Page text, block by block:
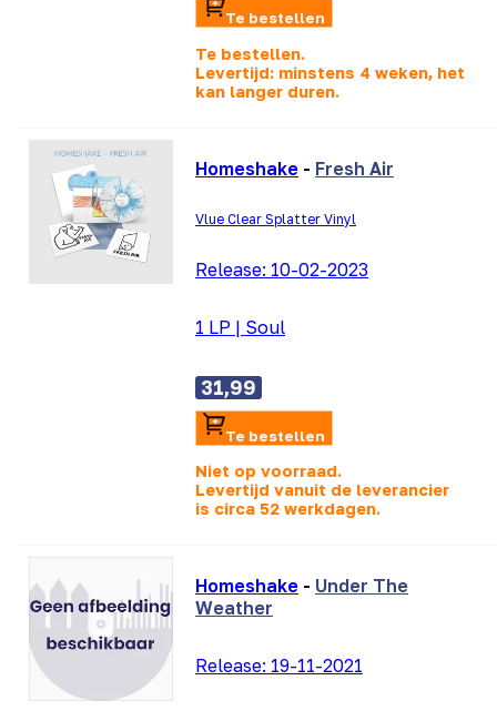
Te bestellen
Te bestellen.
Levertijd: minstens 4 weken, het
kan langer duren.
Homeshake - Fresh Air
Vlue Clear Splatter Vinyl
Release: 10-02-2023
1 LP | Soul
31,99
Te bestellen
Niet op voorraad.
Levertijd vanuit de leverancier
is circa 52 werkdagen.
Homeshake - Under The
Weather
Release: 19-11-2021